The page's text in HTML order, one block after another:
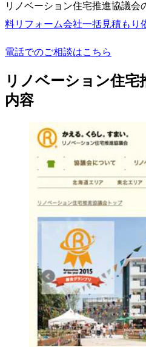
リノベーション住宅推進協議会
料リフォーム会社一括見積もり
電話でのご相談はこちら
リノベーション住宅
内容